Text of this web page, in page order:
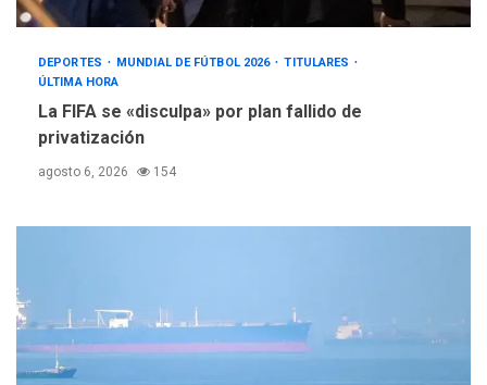
DEPORTES MUNDIAL DE FÚTBOL 2026
TITULARES
ÚLTIMA HORA
La FIFA se «disculpa» por plan fallido de
privatización
agosto 6, 2026 154